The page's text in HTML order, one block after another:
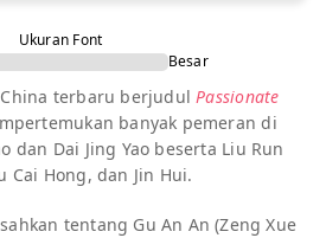
Ukuran Font
Besar
terbaru berjudulPassionate
banyak pemeran di
dan Dai Jing Yao beserta Liu Run
Cai Hong, dan Jin Hui.
tentang Gu An An (Zeng Xue